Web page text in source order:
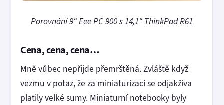
Porovnání 9“ Eee PC 900 s 14,1“ ThinkPad R61
Cena, cena, cena…
Mně vůbec nepřijde přemrštěná. Zvláště když
vezmu v potaz, že za miniaturizaci se odjakživa
platily velké sumy. Miniaturní notebooky byly